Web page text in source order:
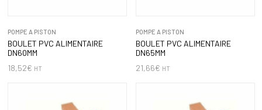
POMPE A PISTON
BOULET PVC ALIMENTAIRE
DN60MM
18,52€ HT
POMPE A PISTON
BOULET PVC ALIMENTAIRE
DN65MM
21,66€ HT